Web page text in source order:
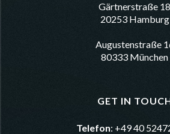
Gärtnerstraße 18
20253 Hamburg
Augustenstraße
80333 München
GET IN
Telefon: +49 40